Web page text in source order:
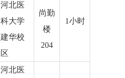
河北医
科大学
建华校
区
尚勤
楼
204
1小时
河北医